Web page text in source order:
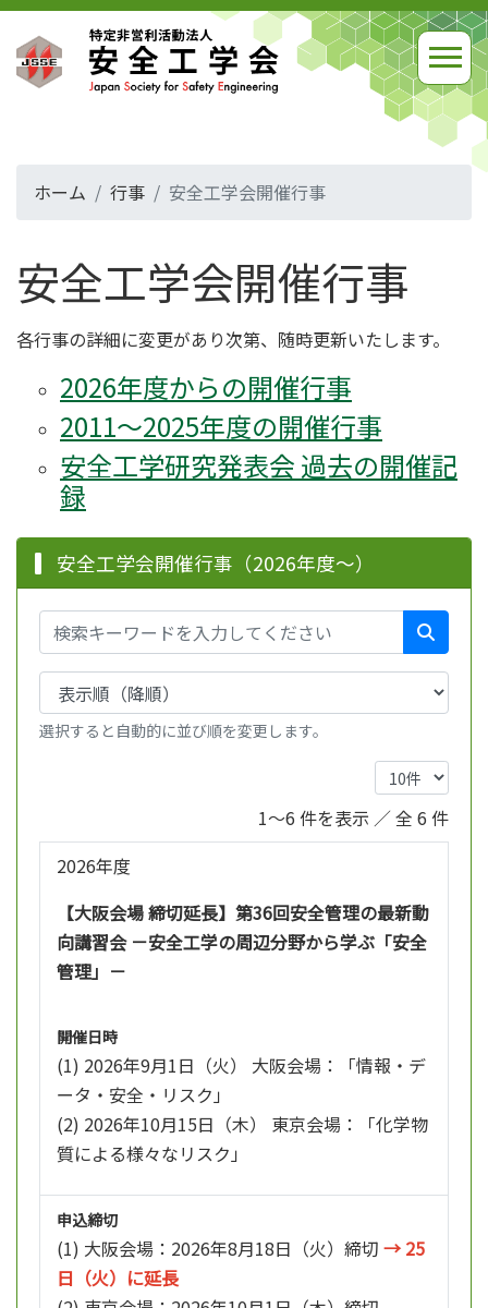
ホーム 行事 安全工学会開催行事
安全工学会開催行事
各行事の詳細に変更があり次第、随時更新いたします。
2026年度からの開催行事
2011～2025年度の開催行事
安全工学研究発表会 過去の開催記
録
安全工学会開催行事（2026年度～）
選択すると自動的に並び順を変更します。
1～6 件を表示 ／ 全 6 件
2026年度
【大阪会場 締切延長】第36回安全管理の最新動
向講習会 －安全工学の周辺分野から学ぶ「安全
管理」－
開催日時
(1) 2026年9月1日（火） 大阪会場：「情報・デ
ータ・安全・リスク」
(2) 2026年10月15日（木） 東京会場：「化学物
質による様々なリスク」
申込締切
(1) 大阪会場：2026年8月18日（火）締切 → 25
日（火）に延長